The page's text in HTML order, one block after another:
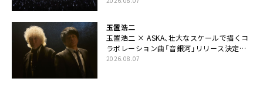
玉置浩二
玉置浩二 × ASKA、壮大なスケールで描くコ
ラボレーション曲「音銀河」リリース決定。
カップリングには新曲「命の宿り」収録も
2026.08.07